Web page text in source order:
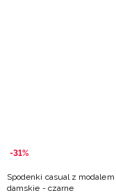
-31%
Spodenki casual z modalem
damskie - czarne